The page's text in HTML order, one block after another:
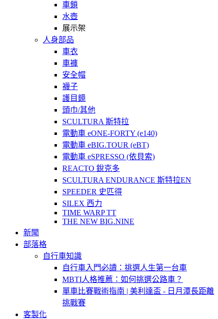
車鎖
水壺
展示架
人身部品
車衣
車褲
安全帽
襪子
護目鏡
頭巾/其他
SCULTURA 斯特拉
電動車 eONE-FORTY (e140)
電動車 eBIG.TOUR (eBT)
電動車 eSPRESSO (依貝索)
REACTO 銳克多
SCULTURA ENDURANCE 斯特拉EN
SPEEDER 史匹得
SILEX 西力
TIME WARP TT
THE NEW BIG.NINE
新聞
部落格
自行車知識
自行車入門必讀：挑選人生第一台車
MBTI人格推薦：如何挑選公路車？
單車比賽戰術指南 | 美利達盃 - 日月潭長距離
挑戰賽
客製化